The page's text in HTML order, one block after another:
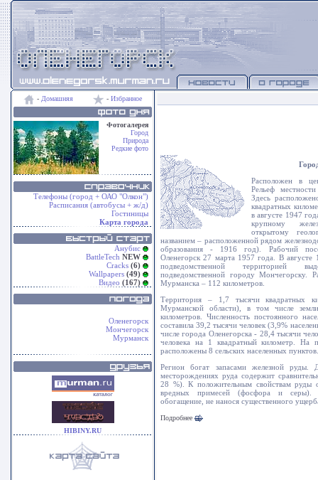
- Домашняя - Избранное
Фотогалерея
Город
Природа
Редкие фото
Телефоны (город + ОАО "Олкон")
Расписания (автобусы + ж/д)
Гостиницы
Карта города
Анубис
BattleTech NEW
Cracks (6)
Wallpapers (49)
Видео (167)
Оленегорск
Мончегорск
Мурманск
HIBINY.RU
Расположен в
Рельеф
Здесь
квадратных
в августе 1947
крупному
открытому
названием – расположенной рядом
образования - 1916 год). Рабочий
Оленегорск 27 марта 1957 года. В августе
подведомственной территорией
подведомственной городу Мончегорску.
Мурманска – 112 километров.
Территория – 1,7 тысячи квадратных
Мурманской области), в том числе
километров. Численность постоянного
составила 39,2 тысячи человек (3,9%
числе города Оленегорска - 28,4 тысячи
человека на 1 квадратный километр. На
расположены 8 сельских населенных пунктов.
Регион богат запасами железной руды.
месторождениях руда содержит
28 %). К положительным свойствам руды
вредных примесей (фосфора и серы).
обогащение, не нанося существенного
Подробнее